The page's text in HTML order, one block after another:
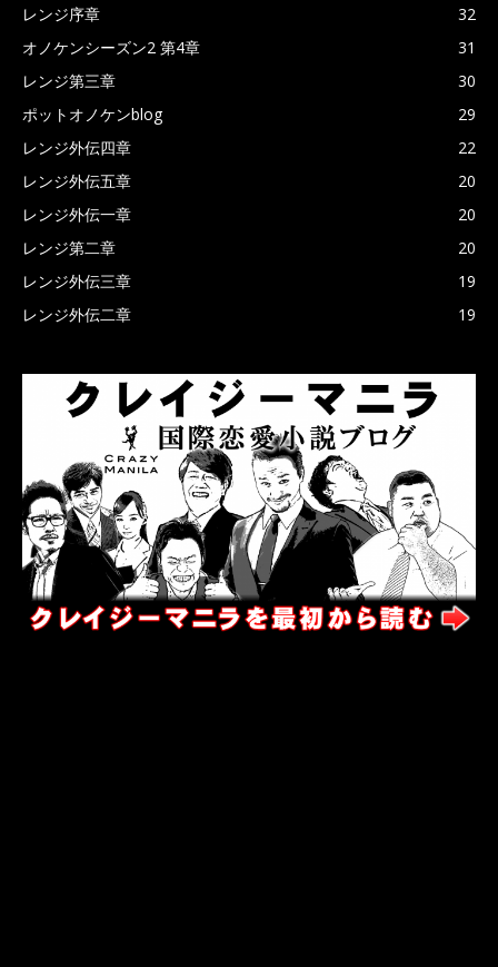
レンジ序章
32
オノケンシーズン2 第4章
31
レンジ第三章
30
ポットオノケンblog
29
レンジ外伝四章
22
レンジ外伝五章
20
レンジ外伝一章
20
レンジ第二章
20
レンジ外伝三章
19
レンジ外伝二章
19